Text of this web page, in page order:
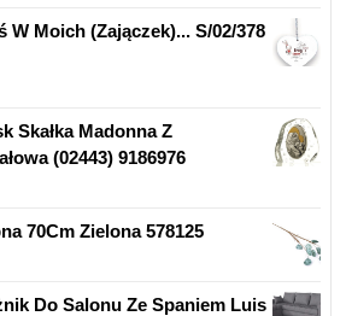
W Moich (Zajączek)... S/02/378
Skałka Madonna Z
(02443) 9186976
70Cm Zielona 578125
Do Salonu Ze Spaniem Luis